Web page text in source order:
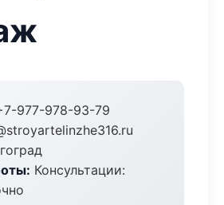
977-978-93-79
Консультации: